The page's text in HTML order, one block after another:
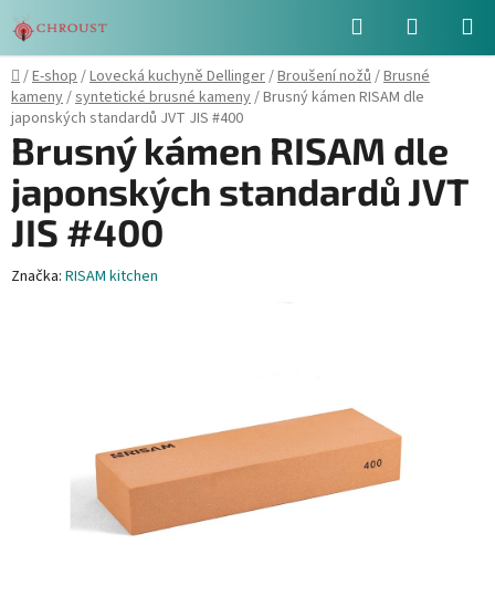
na
obsah
Hledat
KOŠÍK
Domů
/E-shop/Lovecká kuchyně Dellinger/Broušení nožů/Brusné
kameny/syntetické brusné kameny/Brusný kámen RISAM dle
japonských standardů JVT JIS #400
Brusný kámen RISAM dle
japonských standardů JVT
JIS #400
Značka: RISAM kitchen